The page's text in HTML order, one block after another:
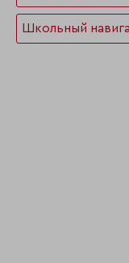
Школьный